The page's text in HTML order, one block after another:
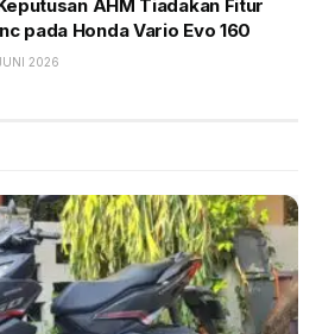
upaya perusahaan
gaya hidup konsumen
sepeda motor sebagai
Lewat warna dan motif jok
memberikan pilihan yang
konsumen yang ingin
motor hobi mereka,
unik, fun, dan fashionable” ujar
AHM Tiadakan Fitur
pada Honda Vario Evo 160
2026